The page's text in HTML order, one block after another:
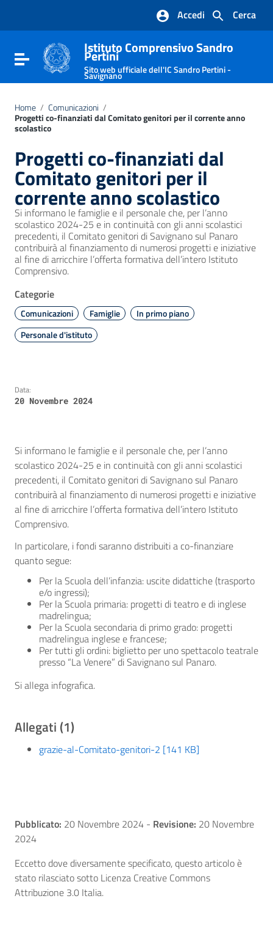
Vai al footer
Cerca
Accedi
Attiva / disattiva la navigazione
Istituto Comprensivo Sandro
Pertini
Sito web ufficiale dell'IC Sandro Pertini -
Savignano
Home / Comunicazioni /
Progetti co-finanziati dal Comitato genitori per il corrente anno
scolastico
Progetti co-finanziati dal
Comitato genitori per il
corrente anno scolastico
Si informano le famiglie e il personale che, per l’anno
scolastico 2024-25 e in continuità con gli anni scolastici
precedenti, il Comitato genitori di Savignano sul Panaro
contribuirà al finanziamento di numerosi progetti e iniziative
al fine di arricchire l’offerta formativa dell’intero Istituto
Comprensivo.
Categorie
Comunicazioni Famiglie
In primo piano
Personale d'istituto
Data:
20 Novembre 2024
Si informano le famiglie e il personale che, per l’anno
scolastico 2024-25 e in continuità con gli anni scolastici
precedenti, il Comitato genitori di Savignano sul Panaro
contribuirà al finanziamento di numerosi progetti e iniziative
al fine di arricchire l’offerta formativa dell’intero Istituto
Comprensivo.
In particolare, i fondi saranno distribuiti a co-finanziare
quanto segue:
Per la Scuola dell’infanzia: uscite didattiche (trasporto
e/o ingressi);
Per la Scuola primaria: progetti di teatro e di inglese
madrelingua;
Per la Scuola secondaria di primo grado: progetti
madrelingua inglese e francese;
Per tutti gli ordini: biglietto per uno spettacolo teatrale
presso “La Venere” di Savignano sul Panaro.
Si allega infografica.
Allegati (1)
grazie-al-Comitato-genitori-2 [141 KB]
Pubblicato: 20 Novembre 2024 - Revisione: 20 Novembre
2024
Eccetto dove diversamente specificato, questo articolo è
stato rilasciato sotto Licenza Creative Commons
Attribuzione 3.0 Italia.